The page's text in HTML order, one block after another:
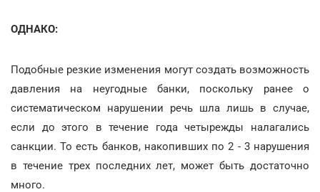
ОДНАКО:
Подобные резкие изменения могут создать возможность
давления на неугодные банки, поскольку ранее о
систематическом нарушении речь шла лишь в случае,
если до этого в течение года четырежды налагались
санкции. То есть банков, накопивших по 2 - 3 нарушения
в течение трех последних лет, может быть достаточно
много.